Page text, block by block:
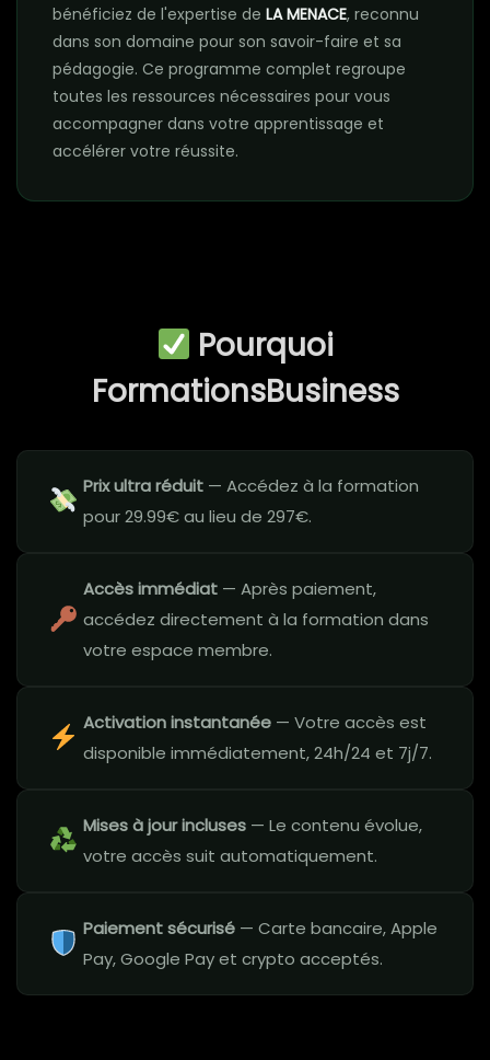
bénéficiez de l'expertise de LA MENACE, reconnu
dans son domaine pour son savoir-faire et sa
pédagogie. Ce programme complet regroupe
toutes les ressources nécessaires pour vous
accompagner dans votre apprentissage et
accélérer votre réussite.
Pourquoi
FormationsBusiness
Prix ultra réduit — Accédez à la formation
pour 29.99€ au lieu de 297€.
Accès immédiat — Après paiement,
accédez directement à la formation dans
votre espace membre.
Activation instantanée — Votre accès est
disponible immédiatement, 24h/24 et 7j/7.
Mises à jour incluses — Le contenu évolue,
votre accès suit automatiquement.
Paiement sécurisé — Carte bancaire, Apple
Pay, Google Pay et crypto acceptés.